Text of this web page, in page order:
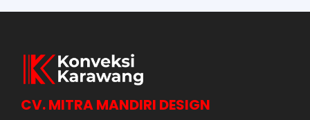
CV. MITRA MANDIRI DESIGN